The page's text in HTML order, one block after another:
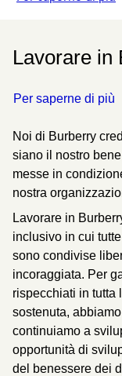
Lavorare in
Per saperne di più
Noi di Burberry
siano il nostro
messe in
nostra
Lavorare in
inclusivo in cui
sono condivise
incoraggiata. Per
rispecchiati in tutta
sostenuta,
continuiamo a
opportunità di
del benessere dei